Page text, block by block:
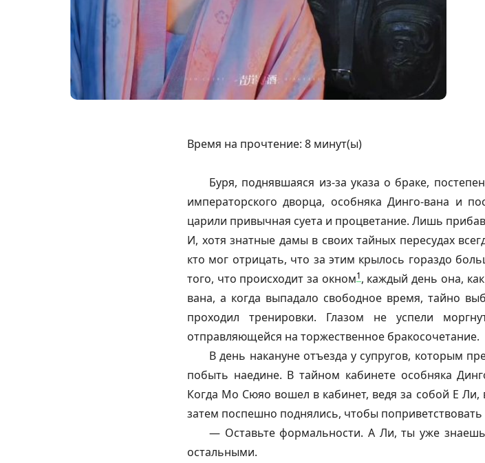
Время на прочтение: 8 минут(ы)
Буря, поднявшаяся из-за указа о браке,
императорского дворца, особняка Динго-вана и
царили привычная суета и процветание. Лишь
И, хотя знатные дамы в своих тайных пересудах
кто мог отрицать, что за этим крылось гораздо
того, что происходит за окном1, каждый день она,
вана, а когда выпадало свободное время, тайно
проходил тренировки. Глазом не успели
отправляющейся на торжественное бракосочетание.
В день накануне отъезда у супругов, которым
побыть наедине. В тайном кабинете особняка
Когда Мо Сюяо вошел в кабинет, ведя за собой Е
затем поспешно поднялись, чтобы
— Оставьте формальности. А Ли, ты уже
остальными.